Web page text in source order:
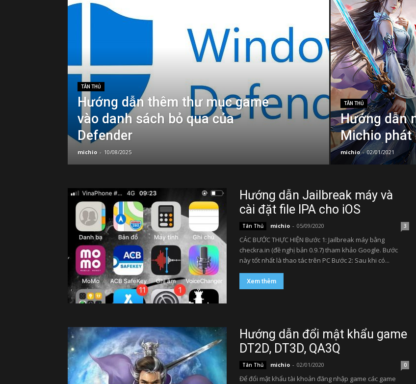
TÂN THỦ
Hướng dẫn thêm thư mục game
vào danh sách bỏ qua của
Defender
michio - 10/08/2025
TÂN THỦ
Hướng dẫn
Michio phát
michio - 02/01/2021
Hướng dẫn Jailbreak máy và
cài đặt file IPA cho iOS
Tân Thủ michio - 05/09/2020 3
CÁC BƯỚC THỰC HIỆN Bước 1: Jailbreak máy bằng
checkra.in (đề nghị bản 0.9.7) tham khảo Google. Bước
này tốt nhất là thao tác trên PC Bước 2: Sau khi có...
Xem thêm
Hướng dẫn đổi mật khẩu game
DT2D, DT3D, QA3Q
Tân Thủ michio - 02/01/2020 0
Để đổi mật khẩu tài khoản đăng nhập game các game